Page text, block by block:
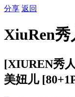
分享 返回
XiuRen秀
[XIUREN秀
美妞儿